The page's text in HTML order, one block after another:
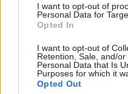
I want to opt-out of
Personal Data for
Opted In
I want to opt-out of
Retention, Sale, and/
Personal Data that Is
Purposes for which it
Opted Out
raffreddamento
l’Europa che vuole
Leggi anche: